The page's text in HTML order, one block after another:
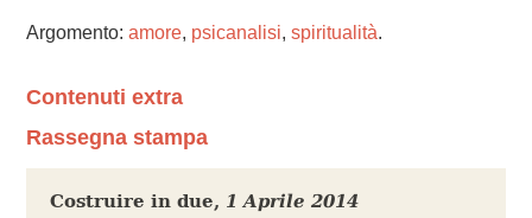
Argomento: amore, psicanalisi, spiritualità.
Contenuti extra
Rassegna stampa
Costruire in due, 1 Aprile 2014